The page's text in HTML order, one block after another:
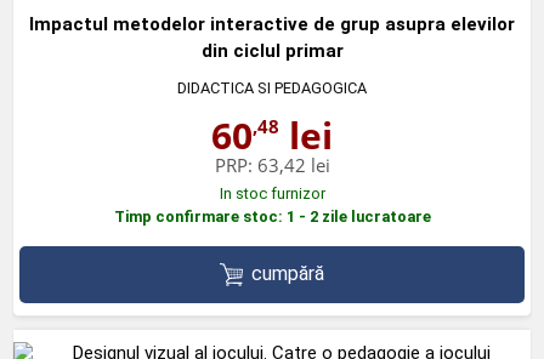
Impactul metodelor interactive de grup asupra elevilor
din ciclul primar
DIDACTICA SI PEDAGOGICA
60,48 lei
PRP: 63,42 lei
In stoc furnizor
Timp confirmare stoc: 1 - 2 zile lucratoare
cumpără